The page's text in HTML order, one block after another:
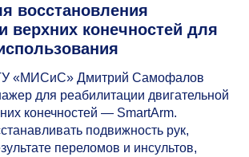
восстановления
верхних конечностей для
«МИСиС» Дмитрий Самофалов
для реабилитации двигательной
конечностей — SmartArm.
подвижность рук,
переломов и инсультов,